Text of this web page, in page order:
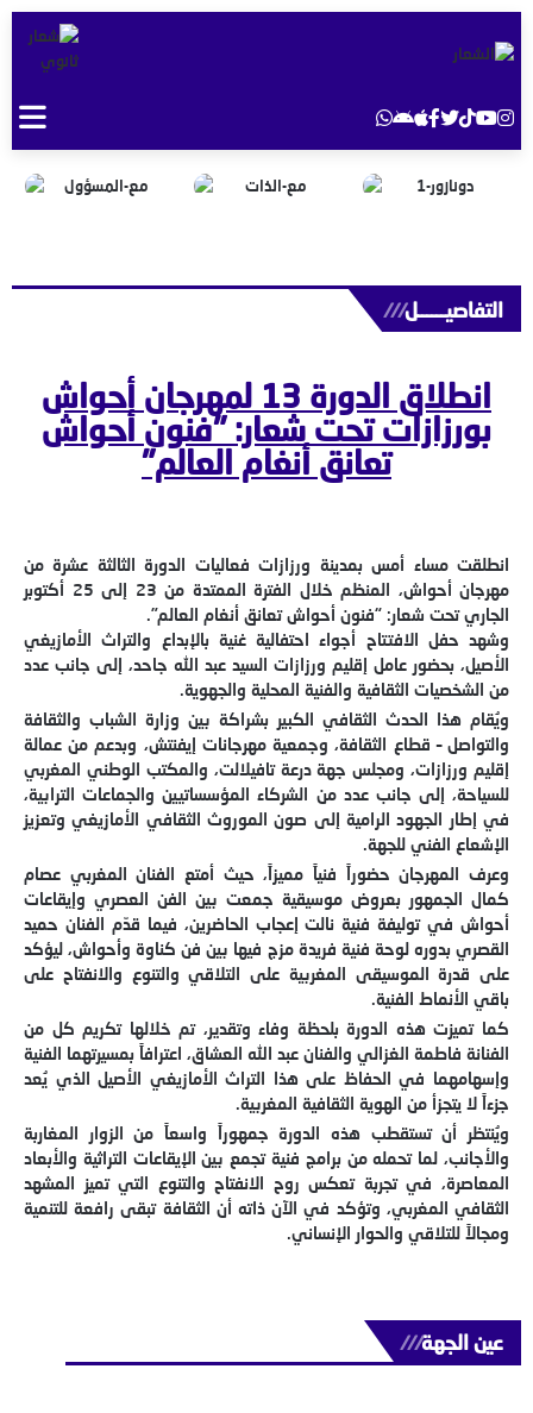
التفاصيــــــل///
انطلاق الدورة 13 لمهرجان أحواش
بورزازات تحت شعار: "فنون أحواش
تعانق أنغام العالم"
انطلقت مساء أمس بمدينة ورزازات فعاليات الدورة الثالثة عشرة من
مهرجان أحواش، المنظم خلال الفترة الممتدة من 23 إلى 25 أكتوبر
الجاري تحت شعار: “فنون أحواش تعانق أنغام العالم”.
وشهد حفل الافتتاح أجواء احتفالية غنية بالإبداع والتراث الأمازيغي
الأصيل، بحضور عامل إقليم ورزازات السيد عبد الله جاحد، إلى جانب عدد
من الشخصيات الثقافية والفنية المحلية والجهوية.
ويُقام هذا الحدث الثقافي الكبير بشراكة بين وزارة الشباب والثقافة
والتواصل – قطاع الثقافة، وجمعية مهرجانات إيفنتش، وبدعم من عمالة
إقليم ورزازات، ومجلس جهة درعة تافيلالت، والمكتب الوطني المغربي
للسياحة، إلى جانب عدد من الشركاء المؤسساتيين والجماعات الترابية،
في إطار الجهود الرامية إلى صون الموروث الثقافي الأمازيغي وتعزيز
الإشعاع الفني للجهة.
وعرف المهرجان حضوراً فنياً مميزاً، حيث أمتع الفنان المغربي عصام
كمال الجمهور بعروض موسيقية جمعت بين الفن العصري وإيقاعات
أحواش في توليفة فنية نالت إعجاب الحاضرين، فيما قدّم الفنان حميد
القصري بدوره لوحة فنية فريدة مزج فيها بين فن كناوة وأحواش، ليؤكد
على قدرة الموسيقى المغربية على التلاقي والتنوع والانفتاح على
باقي الأنماط الفنية.
كما تميزت هذه الدورة بلحظة وفاء وتقدير، تم خلالها تكريم كل من
الفنانة فاطمة الغزالي والفنان عبد الله العشاق، اعترافاً بمسيرتهما الفنية
وإسهامهما في الحفاظ على هذا التراث الأمازيغي الأصيل الذي يُعد
جزءاً لا يتجزأ من الهوية الثقافية المغربية.
ويُنتظر أن تستقطب هذه الدورة جمهوراً واسعاً من الزوار المغاربة
والأجانب، لما تحمله من برامج فنية تجمع بين الإيقاعات التراثية والأبعاد
المعاصرة، في تجربة تعكس روح الانفتاح والتنوع التي تميز المشهد
الثقافي المغربي، وتؤكد في الآن ذاته أن الثقافة تبقى رافعة للتنمية
ومجالاً للتلاقي والحوار الإنساني.
عين الجهة///